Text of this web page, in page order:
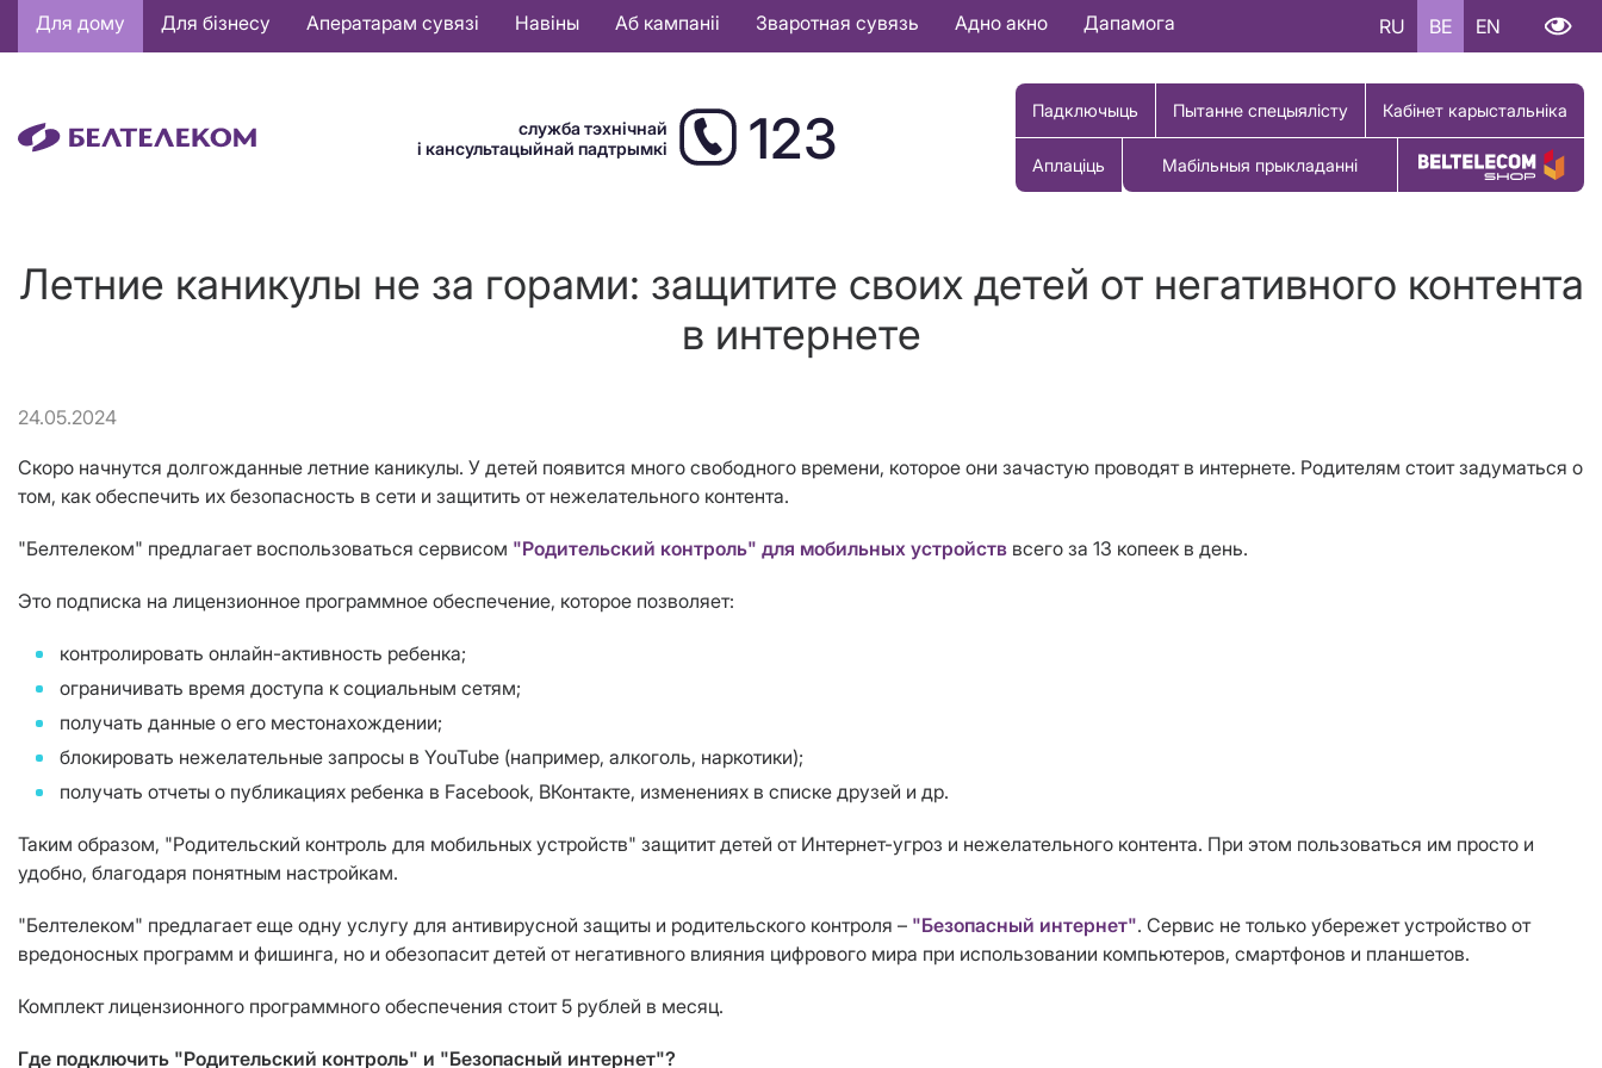
Основная
навигация
Для дому Для бізнесу Аператарам сувязі Навіны Аб кампаніі Зваротная сувязь Адно акно Дапамога RU BE EN
служба тэхнічнай
і кансультацыйнай падтрымкі
123 Падключыць Пытанне спецыялісту Кабінет карыстальніка
Аплаціць Мабільныя прыкладанні Купіць тавар
Летние каникулы не за горами: защитите своих детей от негативного контента
в интернете
24.05.2024
Скоро начнутся долгожданные летние каникулы. У детей появится много свободного времени, которое они зачастую проводят в интернете. Родителям стоит задуматься о
том, как обеспечить их безопасность в сети и защитить от нежелательного контента.
"Белтелеком" предлагает воспользоваться сервисом "Родительский контроль" для мобильных устройств всего за 13 копеек в день.
Это подписка на лицензионное программное обеспечение, которое позволяет:
контролировать онлайн-активность ребенка;
ограничивать время доступа к социальным сетям;
получать данные о его местонахождении;
блокировать нежелательные запросы в YouTube (например, алкоголь, наркотики);
получать отчеты о публикациях ребенка в Facebook, ВКонтакте, изменениях в списке друзей и др.
Таким образом, "Родительский контроль для мобильных устройств" защитит детей от Интернет-угроз и нежелательного контента. При этом пользоваться им просто и
удобно, благодаря понятным настройкам.
"Белтелеком" предлагает еще одну услугу для антивирусной защиты и родительского контроля – "Безопасный интернет". Сервис не только убережет устройство от
вредоносных программ и фишинга, но и обезопасит детей от негативного влияния цифрового мира при использовании компьютеров, смартфонов и планшетов.
Комплект лицензионного программного обеспечения стоит 5 рублей в месяц.
Где подключить "Родительский контроль" и "Безопасный интернет"?